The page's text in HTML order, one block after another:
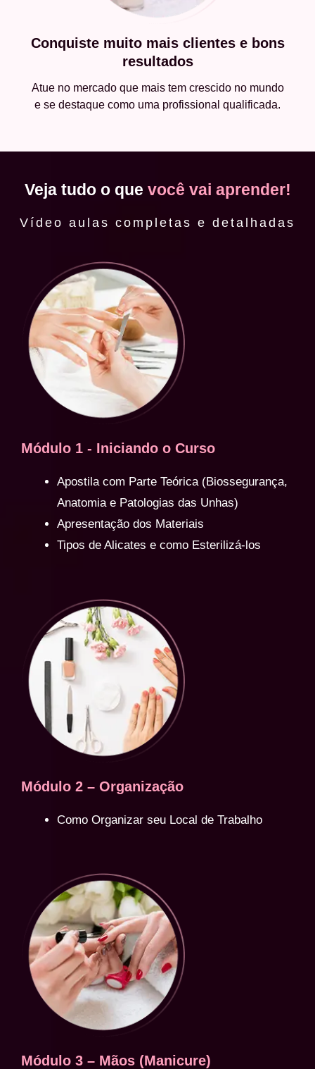
Conquiste muito mais clientes e bons
resultados
Atue no mercado que mais tem crescido no mundo
e se destaque como uma profissional qualificada.
Veja tudo o que você vai aprender!
Vídeo aulas completas e detalhadas
Módulo 1 - Iniciando o Curso
Apostila com Parte Teórica (Biossegurança,
Anatomia e Patologias das Unhas)
Apresentação dos Materiais
Tipos de Alicates e como Esterilizá-los
Módulo 2 – Organização
Como Organizar seu Local de Trabalho
Módulo 3 – Mãos (Manicure)